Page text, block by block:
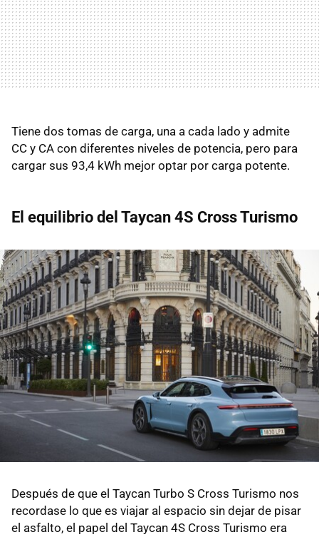
Tiene dos tomas de carga, una a cada lado y admite
CC y CA con diferentes niveles de potencia, pero para
cargar sus 93,4 kWh mejor optar por carga potente.
El equilibrio del Taycan 4S Cross Turismo
Después de que el Taycan Turbo S Cross Turismo nos
recordase lo que es viajar al espacio sin dejar de pisar
el asfalto, el papel del Taycan 4S Cross Turismo era